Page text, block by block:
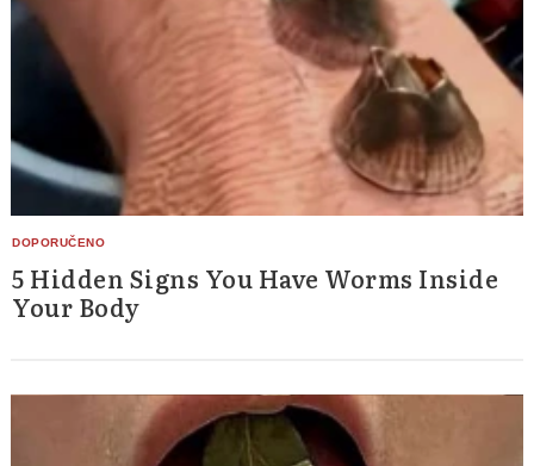
5 Hidden Signs You Have Worms Inside
Your Body